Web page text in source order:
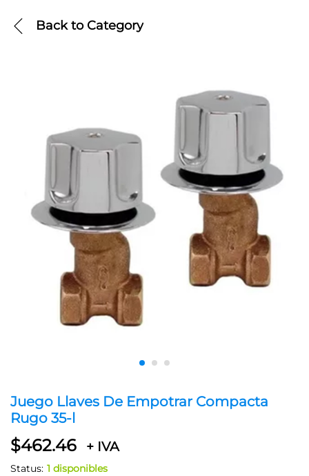
Back toCategory
Juego Llaves De Empotrar Compacta
Rugo 35-l
$462.46 + IVA
Status: 1 disponibles